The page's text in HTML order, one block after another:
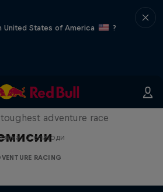
States of America
?
Bull X-Alps
adventure race
· 7 епизоди
RACING